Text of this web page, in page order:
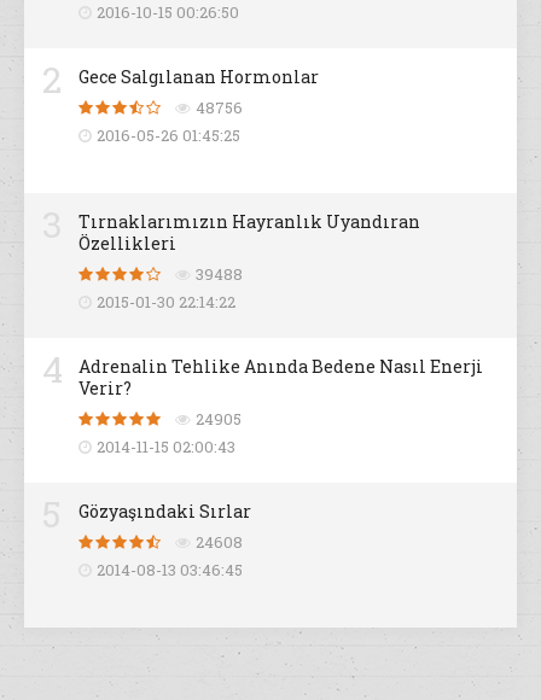
2016-10-15 00:26:50
2 Gece Salgılanan Hormonlar
48756
2016-05-26 01:45:25
Tırnaklarımızın Hayranlık Uyandıran
Özellikleri
39488
2015-01-30 22:14:22
4
Adrenalin Tehlike Anında Bedene Nasıl Enerji
Verir?
24905
2014-11-15 02:00:43
Gözyaşındaki Sırlar
24608
2014-08-13 03:46:45